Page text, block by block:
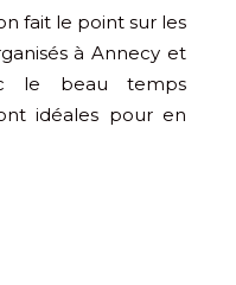
fait le point sur les
à Annecy et
le beau temps
idéales pour en